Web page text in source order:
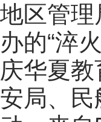
地区管
办的“淬
庆华夏
安局、